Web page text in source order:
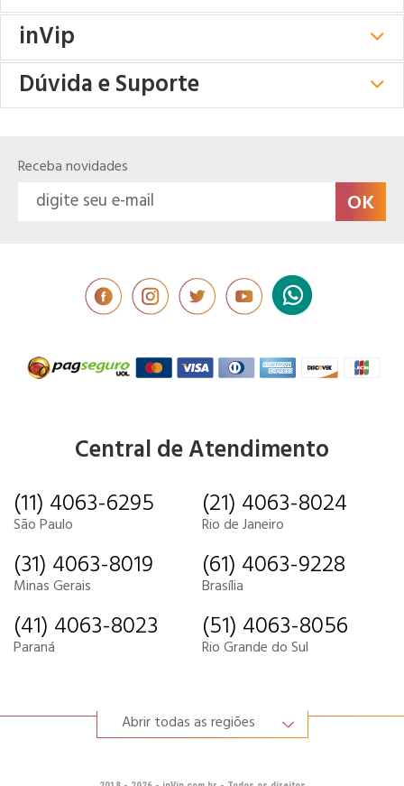
inVip
Dúvida e Suporte
Receba novidades
Central de Atendimento
(11) 4063-6295
São Paulo
(21) 4063-8024
Rio de Janeiro
(31) 4063-8019
Minas Gerais
(61) 4063-9228
Brasília
(41) 4063-8023
Paraná
(51) 4063-8056
Rio Grande do Sul
Abrir todas as regiões